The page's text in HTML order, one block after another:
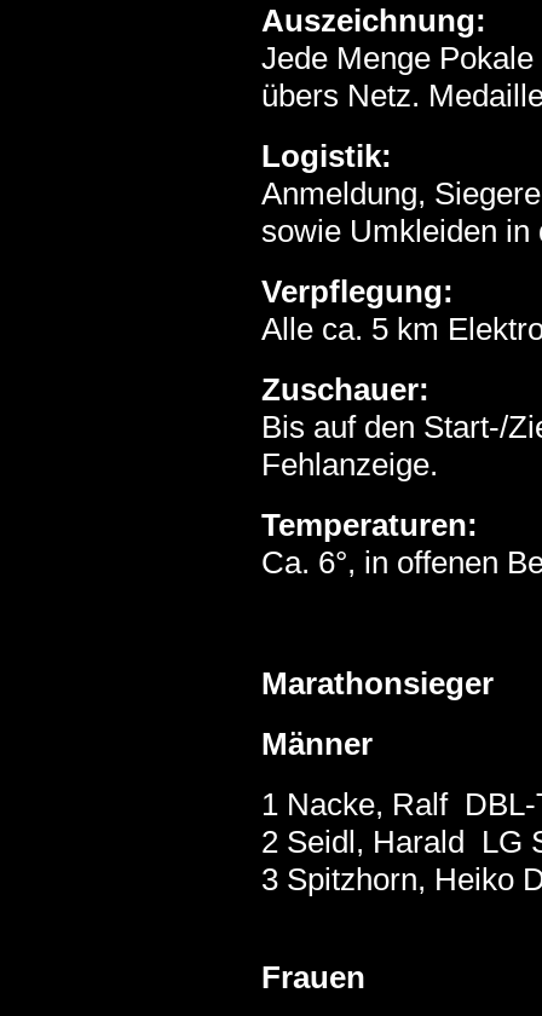
Auszeichnung:
Jede Menge
übers Netz.
Logistik:
Anmeldung,
sowie Umkleiden in
Verpflegung:
Alle ca. 5 km
Zuschauer:
Bis auf den Start-/
Fehlanzeige.
Temperaturen:
Ca. 6°, in offenen
Marathonsieger
Männer
1 Nacke, Ralf
2 Seidl, Harald
3 Spitzhorn,
Frauen